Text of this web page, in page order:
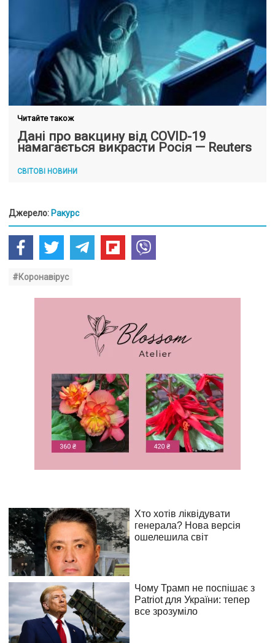
Читайте також
Дані про вакцину від COVID-19
намагається викрасти Росія — Reuters
СВІТОВІ НОВИНИ
Джерело: Ракурс
#Коронавірус